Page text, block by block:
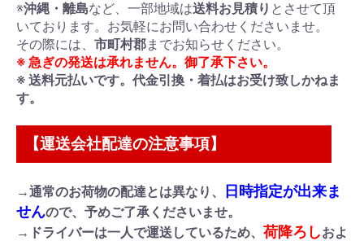
※沖縄・離島など、一部地域は送料お見積り とさせて頂
いております。お気軽にお問い合わせくださいませ。
その際には、 市町村郡までお知らせください。
※ 急ぎの発送は承れません。御了承下さい。
※ 送料元払いです。代金引換・着払はお受け致しかねま
す。
【運送会社配達の注意事項】
→通常のお荷物の配達とは異なり、
日時指定が出来ま
せんので、予めご了承くださいませ。
→ドライバーは一人で運送しているため、 荷降ろしおよ